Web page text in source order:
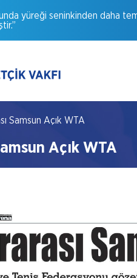
yüreği seninkinden daha
Samsun Açık WTA
Açık WTA